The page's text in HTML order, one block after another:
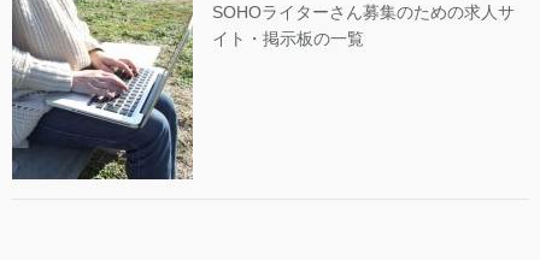
SOHOライターさん募集のための求人サ
イト・掲示板の一覧